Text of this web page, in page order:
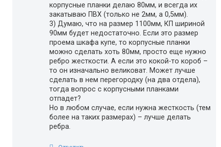
корпусные планки делаю 80мм, и всегда их
закатываю ПВХ (только не 2мм, а 0,5мм).
3) Думаю, что на размер 1100мм, КП шириной
90мм будет недостаточно. Если это размер
проема шкафа купе, то корпусные планки
можно сделать хоть 80мм, просто еще нужно
ребро жесткости. А если это кокой-то короб –
то он изначально великоват. Может лучше
сделать в нем перегородку (на два отдела),
тогда вопрос с корпусными планками
отпадет?
Но в любом случае, если нужна жесткость (тем
более на таких размерах) – лучше делать
ребра.